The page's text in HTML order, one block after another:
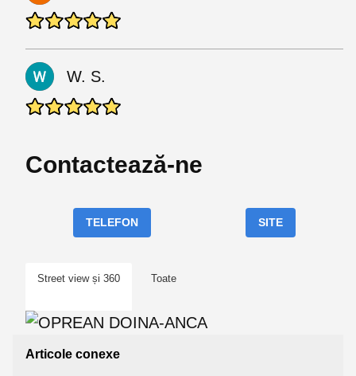
W. S.
Contactează-ne
TELEFON SITE
Street view și 360 Toate
Articole conexe